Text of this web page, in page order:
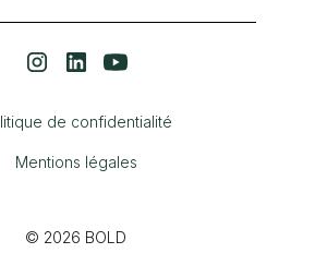
© 2026 BOLD
de confidentialité
Mentions légales